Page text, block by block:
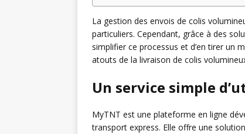
La gestion des envois de colis
particuliers. Cependant, grâce à des
simplifier ce processus et d’en tirer un
atouts de la livraison de colis
Un service simple
MyTNT est une plateforme en ligne
transport express. Elle offre une